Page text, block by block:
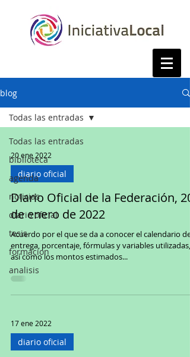
blog
Todas las entradas
biblioteca
agenda
noticias
diario oficial
tesis
formacion
analisis
Todas las entradas
20 ene 2022
diario oficial
Diario Oficial de la Federación, 20
de enero de 2022
Acuerdo por el que se da a conocer el calendario de
entrega, porcentaje, fórmulas y variables utilizadas,
así como los montos estimados...
17 ene 2022
diario oficial